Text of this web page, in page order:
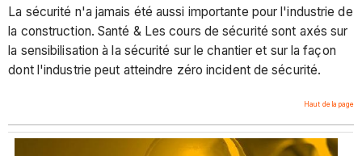
La sécurité n'a jamais été aussi importante pour l'industrie de
la construction. Santé & Les cours de sécurité sont axés sur
la sensibilisation à la sécurité sur le chantier et sur la façon
dont l'industrie peut atteindre zéro incident de sécurité.
Haut de la page